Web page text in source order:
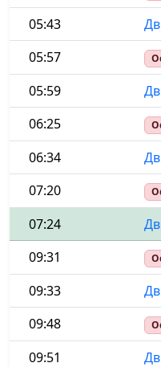
05:43
05:57
05:59
06:25
06:34
07:20
07:24
09:31
09:33
09:48
09:51